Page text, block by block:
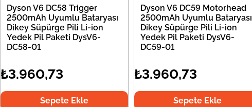
Dyson V6 DC58 Trigger
2500mAh Uyumlu Bataryası
Dikey Süpürge Pili Li-ion
Yedek Pil Paketi DysV6-
DC58-01
₺3.960,73
Sepete Ekle
Dyson V6 DC59 Motorhead
2500mAh Uyumlu Bataryası
Dikey Süpürge Pili Li-ion
Yedek Pil Paketi DysV6-
DC59-01
₺3.960,73
Sepete Ekle